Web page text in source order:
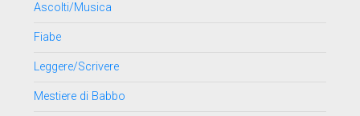
Ascolti/Musica
Fiabe
Leggere/Scrivere
Mestiere di Babbo